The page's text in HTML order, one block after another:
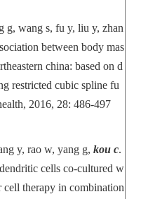
g, wang s, fu y, liu y, zhan
between body mas
china: based on d
restricted cubic spline fu
2016, 28: 486-497
y, rao w, yang g, kou c.
cells co-cultured w
therapy in combination